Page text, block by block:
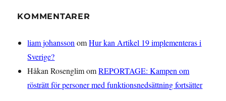
KOMMENTARER
liam johanssonomHur kan Artikel 19 implementeras i
Sverige?
Håkan RosenglimomREPORTAGE: Kampen om
rösträtt för personer med funktionsnedsättning fortsätter